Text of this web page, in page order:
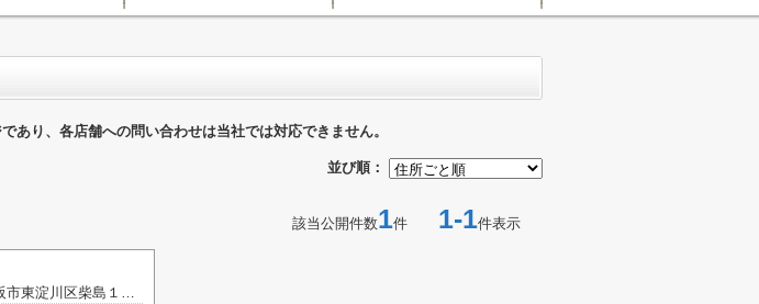
あり、各店舗への問い合わせは当社では対応できません。
並び順：
該当公開件数1件 1-1件表示
大阪府大阪市東淀川区柴島１丁目